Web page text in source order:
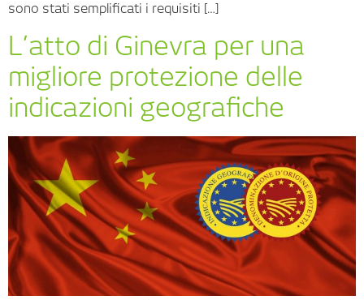
sono stati semplificati i requisiti […]
L’atto di Ginevra per una
migliore protezione delle
indicazioni geografiche